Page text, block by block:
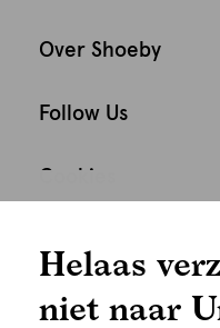
graag
Over Shoeby
Follow Us
Helaas
niet naar